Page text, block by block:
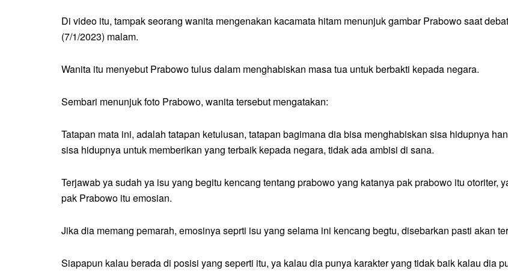
Di video itu, tampak seorang wanita mengenakan kacamata hitam menunjuk gambar Prabowo saat
(7/1/2023) malam.
Wanita itu menyebut Prabowo tulus dalam menghabiskan masa tua untuk berbakti kepada negara.
Sembari menunjuk foto Prabowo, wanita tersebut mengatakan:
Tatapan mata ini, adalah tatapan ketulusan, tatapan bagimana dia bisa menghabiskan sisa hidupnya
sisa hidupnya untuk memberikan yang terbaik kepada negara, tidak ada ambisi di sana.
Terjawab ya sudah ya isu yang begitu kencang tentang prabowo yang katanya pak prabowo itu otoriter,
pak Prabowo itu emosian.
Jika dia memang pemarah, emosinya seprti isu yang selama ini kencang begtu, disebarkan pasti akan
Siapapun kalau berada di posisi yang seperti itu, ya kalau dia punya karakter yang tidak baik kalau dia